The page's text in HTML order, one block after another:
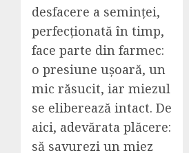
desfacere a seminței,
perfecționată în timp,
face parte din farmec:
o presiune ușoară, un
mic răsucit, iar miezul
se eliberează intact. De
aici, adevărata plăcere:
să savurezi un miez